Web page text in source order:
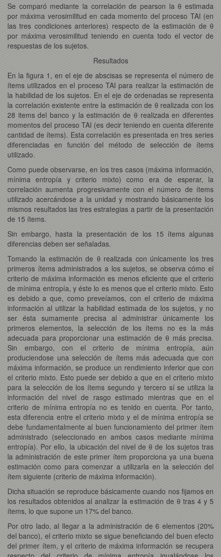
Se comparó mediante la correlación de pearson la θ estimada
por máxima verosimilitud en cada momento del proceso TAI (en
las tres condiciones anteriores) respecto de la estimación de θ
por máxima verosimilitud teniendo en cuenta todo el vector de
respuestas de los sujetos.
Resultados
En la figura 1, en el eje de abscisas se representa el número de
ítems utilizados en el proceso TAI para realizar la estimación de
la habilidad de los sujetos. En el eje de ordenadas se representa
la correlación existente entre la estimación de θ realizada con los
28 items del banco y la estimación de θ realizada en diferentes
momentos del proceso TAI (es decir teniendo en cuenta diferente
cantidad de ítems). Esta correlación es presentada en tres series
diferenciadas en función del método de selección de ítems
utilizado.
Como puede observarse, en los tres casos (máxima información,
mínima entropía y criterio mixto) como era de esperar, la
correlación aumenta progresivamente con el número de ítems
utilizado acercándose a la unidad y mostrando básicamente los
mismos resultados las tres estrategias a partir de la presentación
de 15 ítems.
Sin embargo, hasta la presentación de los 15 ítems algunas
diferencias deben ser señaladas.
Tomando la estimación de θ realizada con únicamente los tres
primeros ítems administrados a los sujetos, se observa cómo el
criterio de máxima información es menos eficiente que el criterio
de mínima entropía, y éste lo es menos que el criterio mixto. Esto
es debido a que, como preveíamos, con el criterio de máxima
información al utilizar la habilidad estimada de los sujetos, y no
ser ésta sumamente precisa al administrar únicamente los
primeros elementos, la selección de los ítems no es la más
adecuada para proporcionar una estimación de θ más precisa.
Sin embargo, con el criterio de mínima entropía, aún
produciendose una selección de ítems más adecuada que con
máxima información, se produce un rendimiento inferior que con
el criterio mixto. Esto puede ser debido a que en el criterio mixto
para la selección de los ítems segundo y tercero sí se utiliza la
información del nivel de rasgo estimado mientras que en el
criterio de mínima entropía no es tenido en cuenta. Por tanto,
esta diferencia entre el criterio mixto y el de mínima entropía se
debe fundamentalmente al buen funcionamiento del primer ítem
administrado (seleccionado en ambos casos mediante mínima
entropía). Por ello, la ubicación del nivel de θ de los sujetos tras
la administración de este primer ítem proporciona ya una buena
estimación como para comenzar a utilizarla en la selección del
ítem siguiente (criterio de máxima información).
Dicha situación se reproduce básicamente cuando nos fijamos en
los resultados obtenidos al analizar la estimación de θ tras 4 y 5
ítems, lo que supone un 17% del banco.
Por otro lado, al llegar a la administración de 6 elementos (20%
del banco), el criterio mixto se sigue beneficiando del buen efecto
del primer ítem, y el criterio de máxima información se recupera